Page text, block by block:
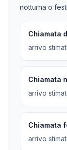
notturna o
Chiamata
arrivo
Chiamata
arrivo
Chiamata
arrivo